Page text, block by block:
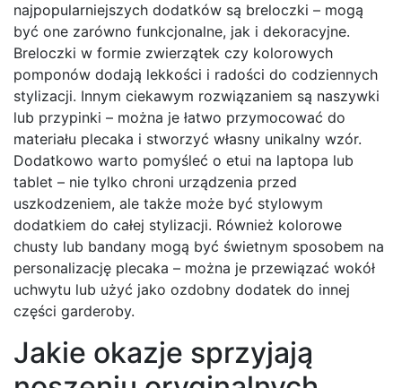
najpopularniejszych dodatków są breloczki – mogą
być one zarówno funkcjonalne, jak i dekoracyjne.
Breloczki w formie zwierzątek czy kolorowych
pomponów dodają lekkości i radości do codziennych
stylizacji. Innym ciekawym rozwiązaniem są naszywki
lub przypinki – można je łatwo przymocować do
materiału plecaka i stworzyć własny unikalny wzór.
Dodatkowo warto pomyśleć o etui na laptopa lub
tablet – nie tylko chroni urządzenia przed
uszkodzeniem, ale także może być stylowym
dodatkiem do całej stylizacji. Również kolorowe
chusty lub bandany mogą być świetnym sposobem na
personalizację plecaka – można je przewiązać wokół
uchwytu lub użyć jako ozdobny dodatek do innej
części garderoby.
Jakie okazje sprzyjają